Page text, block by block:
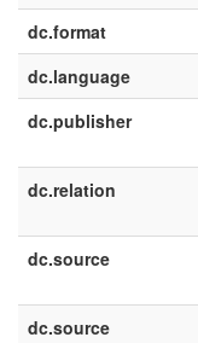
dc.format
dc.language
dc.publisher
dc.relation
dc.source
dc.source